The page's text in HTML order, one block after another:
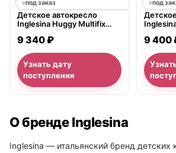
под заказ
Детское автокресло
Inglesina Huggy Multifix
Мультификс
9 340 ₽
Узнать дату
поступления
под
9 400
О бренде Inglesina
Inglesina — итальянский бренд детских